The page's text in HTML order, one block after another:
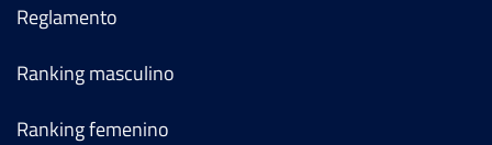
Reglamento
Ranking masculino
Ranking femenino